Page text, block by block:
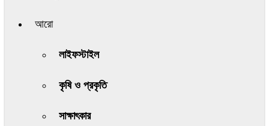
আরো
লাইফস্টাইল
কৃষি ও প্রকৃতি
সাক্ষাৎকার